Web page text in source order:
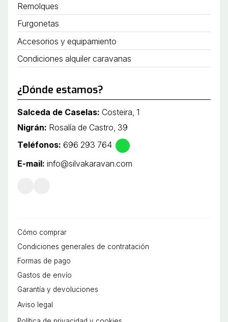
Remolques
Furgonetas
Accesorios y equipamiento
Condiciones alquiler caravanas
¿Dónde estamos?
Salceda de Caselas: Costeira, 1
Nigrán: Rosalía de Castro, 39
Teléfonos: 696 293 764
E-mail: info@silvakaravan.com
Cómo comprar
Condiciones generales de contratación
Formas de pago
Gastos de envío
Garantía y devoluciones
Aviso legal